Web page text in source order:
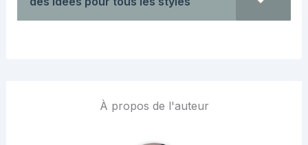
À propos de l'auteur